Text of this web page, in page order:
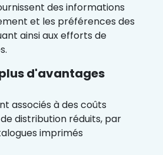
des informations
et les préférences des
ainsi aux efforts de
d'avantages
associés à des coûts
distribution réduits, par
imprimés